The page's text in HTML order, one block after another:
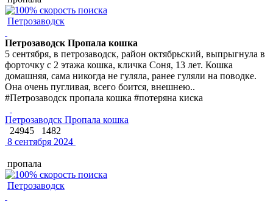
Петрозаводск
Петрозаводск Пропала кошка
5 сентября, в петрозаводск, район октябрьский, выпрыгнула в
форточку с 2 этажа кошка, кличка Соня, 13 лет. Кошка
домашняя, сама никогда не гуляла, ранее гуляли на поводке.
Она очень пугливая, всего боится, внешнею..
#Петрозаводск пропала кошка #потеряна киска
Петрозаводск Пропала кошка
24945
1482
8 сентября 2024
пропала
Петрозаводск